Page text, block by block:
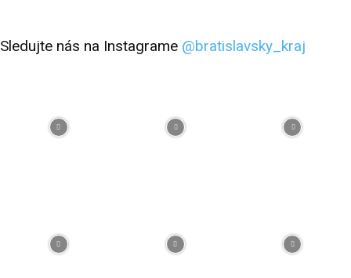
Sledujte nás na Instagrame @bratislavsky_kraj